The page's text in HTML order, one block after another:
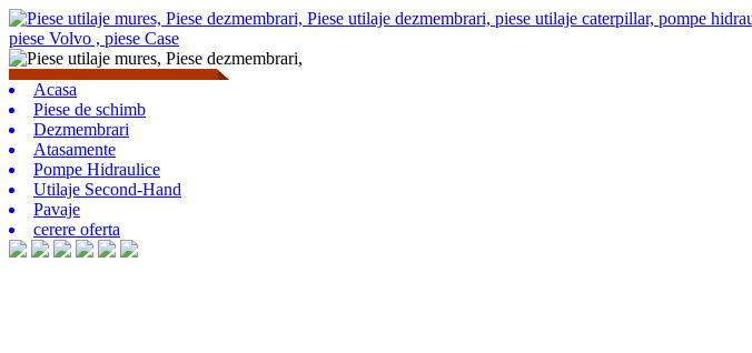
Acasa
Piese de schimb
Dezmembrari
Atasamente
Pompe Hidraulice
Utilaje Second-Hand
Pavaje
cerere oferta